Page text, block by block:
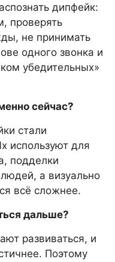
дипфейк:
проверять
не принимать
одного звонка и
убедительных»
сейчас?
стали
используют для
подделки
а визуально
всё сложнее.
дальше?
развиваться, и
Поэтому